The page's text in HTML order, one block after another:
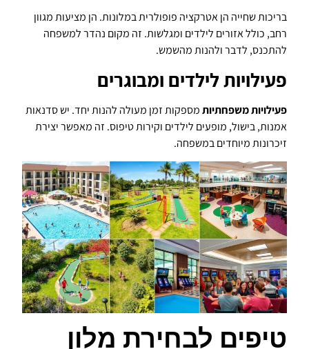
בריכות שחייה הן אטרקציה פופולרית במלונות. הן מציעות מגוון
רחב, כולל אזורים לילדים ומגלשות. זה מקום נהדר למשפחה
להתכנס, לדבר ולהנות מהשמש.
פעילויות לילדים ומבוגרים
פעילויות משפחתיותמספקות זמן מעולה להנות יחד. יש סדנאות
אמנות, בישול, מופעים לילדים וקירות טיפוס. זה מאפשר יצירת
זיכרונות מיוחדים במשפחה.
טיפים לבחירת מלון